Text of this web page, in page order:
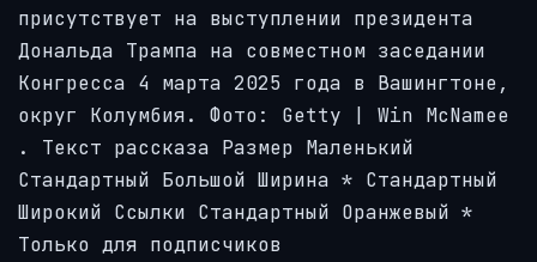
присутствует на выступлении президента
Дональда Трампа на совместном заседании
Конгресса 4 марта 2025 года в Вашингтоне,
округ Колумбия. Фото: Getty | Win McNamee
.
Текст рассказа Размер Маленький
Стандартный Большой Ширина * Стандартный
Широкий Ссылки Стандартный Оранжевый *
Только для подписчиков